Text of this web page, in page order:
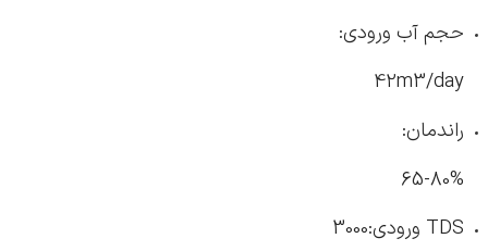
حجم آب ورودی:
42m3/day
راندمان:
65-80%
TDS ورودی:3000